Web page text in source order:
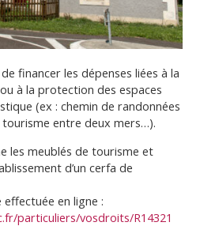
financer les dépenses liées à la
à la protection des espaces
(ex : chemin de randonnées
tourisme entre deux mers…).
les meublés de tourisme et
d’un cerfa de
en ligne :
particuliers/vosdroits/R14321